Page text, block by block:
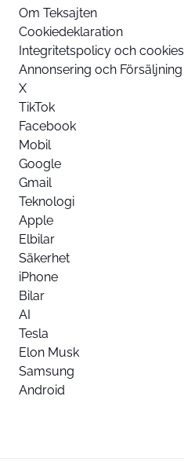
Om Teksajten
Cookiedeklaration
Integritetspolicy och cookies
Annonsering och Försäljning
X
TikTok
Facebook
Mobil
Google
Gmail
Teknologi
Apple
Elbilar
Säkerhet
iPhone
Bilar
AI
Tesla
Elon Musk
Samsung
Android